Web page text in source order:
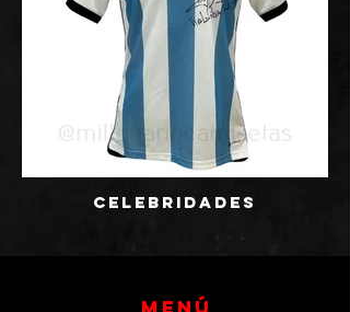
CELEBRIDADES